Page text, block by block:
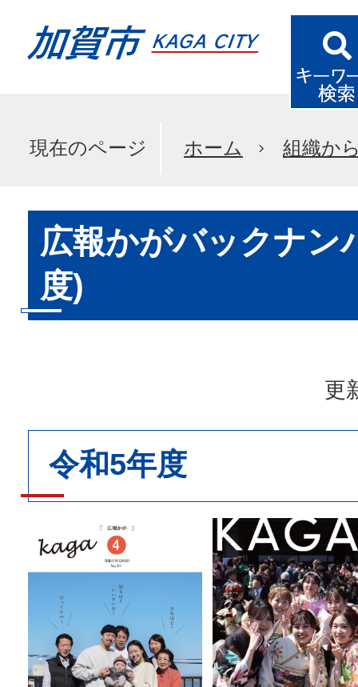
現在のページ ホーム 組織か
広報かがバックナン
度)
更
令和5年度